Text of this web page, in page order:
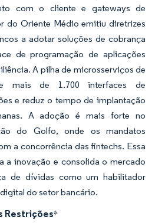
com o cliente e gateways de
do Oriente Médio emitiu diretrizes
a adotar soluções de cobrança
de programação de aplicações
A pilha de microsserviços de
mais de 1.700 interfaces de
e reduz o tempo de implantação
A adoção é mais forte no
do Golfo, onde os mandatos
a concorrência das fintechs. Essa
a inovação e consolida o mercado
de dívidas como um habilitador
do setor bancário.
Restrições*